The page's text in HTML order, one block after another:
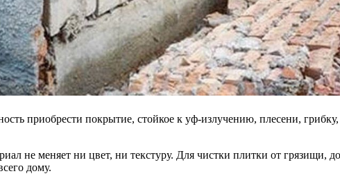
приобрести покрытие, стойкое к уф-излучению, плесени,
не меняет ни цвет, ни текстуру. Для чистки плитки от грязищи,
дому.